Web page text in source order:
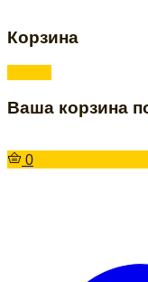
Корзина
Ваша корзина
0